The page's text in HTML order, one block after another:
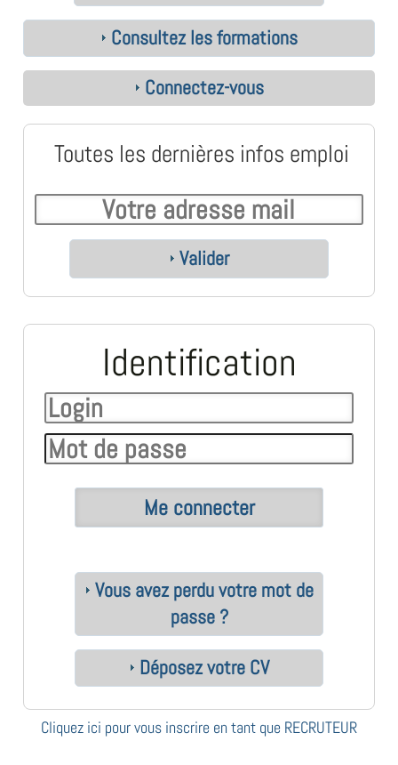
Consultez les formations
Connectez-vous
Toutes les dernières infos emploi
Valider
Identification
Vous avez perdu votre mot de
passe ?
Déposez votre CV
Cliquez ici pour vous inscrire en tant que RECRUTEUR